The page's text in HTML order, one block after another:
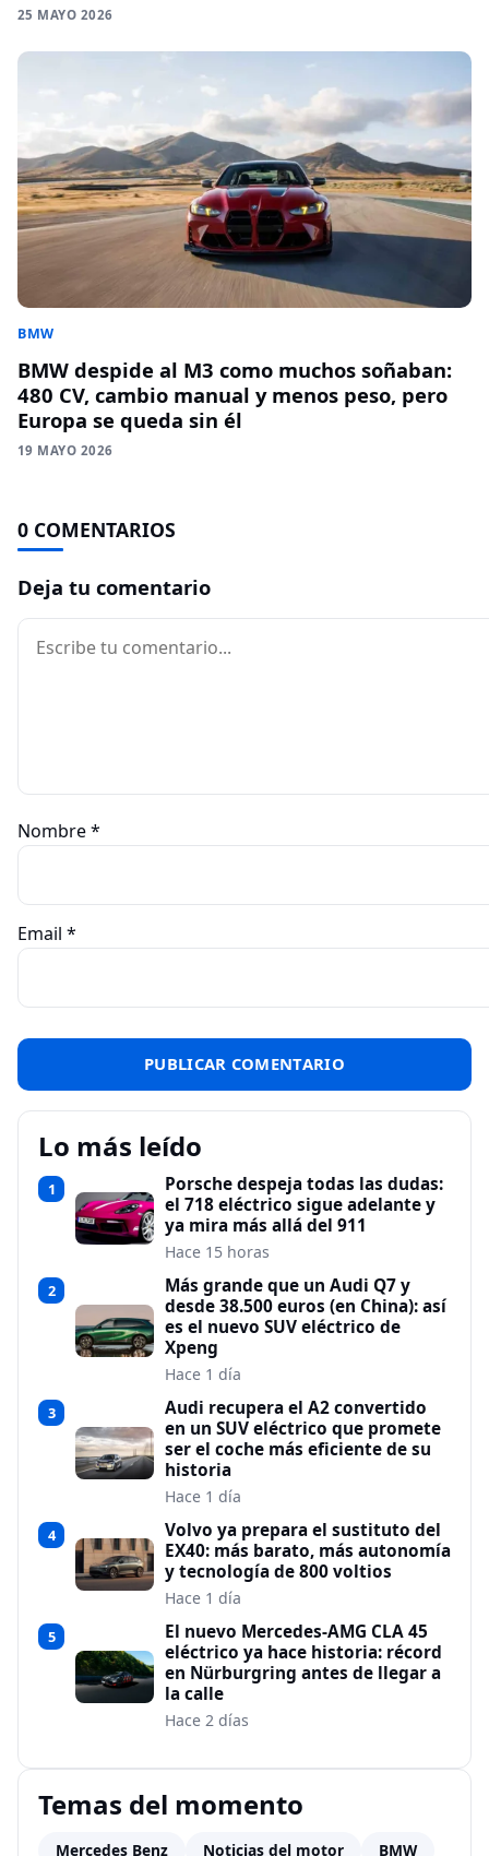
25 MAYO 2026
BMW
BMW despide al M3 como muchos soñaban:
480 CV, cambio manual y menos peso, pero
Europa se queda sin él
19 MAYO 2026
0 COMENTARIOS
Deja tu comentario
Comentario
Nombre*
Email *
Lo más leído
1
Porsche despeja todas las dudas:
el 718 eléctrico sigue adelante y
ya mira más allá del 911
Hace 15 horas
2
Más grande que un Audi Q7 y
desde 38.500 euros (en China): así
es el nuevo SUV eléctrico de
Xpeng
Hace 1 día
3
Audi recupera el A2 convertido
en un SUV eléctrico que promete
ser el coche más eficiente de su
historia
Hace 1 día
4
Volvo ya prepara el sustituto del
EX40: más barato, más autonomía
y tecnología de 800 voltios
Hace 1 día
5
El nuevo Mercedes-AMG CLA 45
eléctrico ya hace historia: récord
en Nürburgring antes de llegar a
la calle
Hace 2 días
Temas del momento
Mercedes Benz Noticias del motor BMW